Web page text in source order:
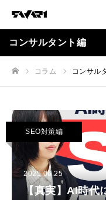
コンサルタント編
コラム コンサル
SEO対策編
2025.06.25
【真実】AI時代